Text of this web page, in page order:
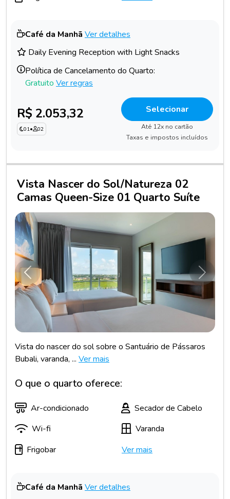
Café da Manhã Ver detalhes
Daily Evening Reception with Light Snacks
Política de Cancelamento do Quarto:
Gratuito Ver regras
R$ 2.053,32
01• 02
Selecionar
Até 12x no cartão
Taxas e impostos incluídos
Vista Nascer do Sol/Natureza 02
Camas Queen-Size 01 Quarto Suíte
Anterior
Vista do nascer do sol sobre o Santuário de Pássaros
Bubali, varanda, ... Ver mais
O que o quarto oferece:
Ar-condicionado
Secador de Cabelo
Wi-fi
Varanda
Frigobar
Ver mais
Café da Manhã Ver detalhes